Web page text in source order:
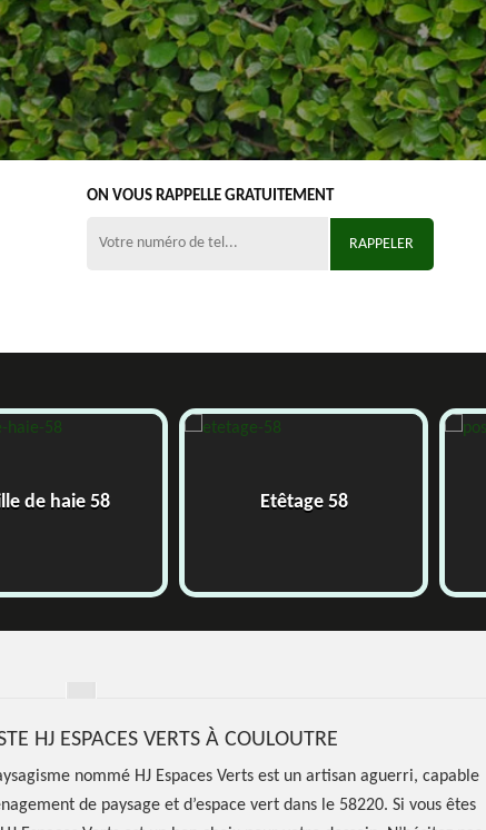
ON VOUS RAPPELLE GRATUITEMENT
de haie 58 Etêtage 58
HJ ESPACES VERTS À COULOUTRE
nommé HJ Espaces Verts est un artisan aguerri, capable
de paysage et d’espace vert dans le 58220. Si vous êtes